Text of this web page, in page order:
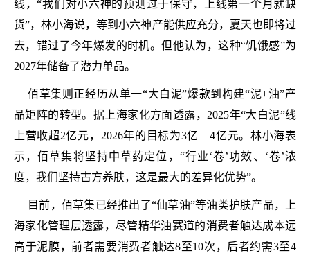
线，“我们对小六神的预测过于保守，上线第一个月就缺
货”，林小海说，等到小六神产能供应充分，夏天也即将过
去，错过了今年爆发的时机。但他认为，这种“饥饿感”为
2027年储备了潜力单品。
佰草集则正经历从单一“大白泥”爆款到构建“泥+油”产
品矩阵的转型。据上海家化方面透露，2025年“大白泥”线
上营收超2亿元，2026年的目标为3亿—4亿元。林小海表
示，佰草集将坚持中草药定位，“行业‘卷’功效、‘卷’浓
度，我们坚持古方养肤，这是最大的差异化优势”。
目前，佰草集已经推出了“仙草油”等油类护肤产品，上
海家化管理层透露，尽管精华油赛道的消费者触达成本远
高于泥膜，前者需要消费者触达8至10次，后者约需3至4